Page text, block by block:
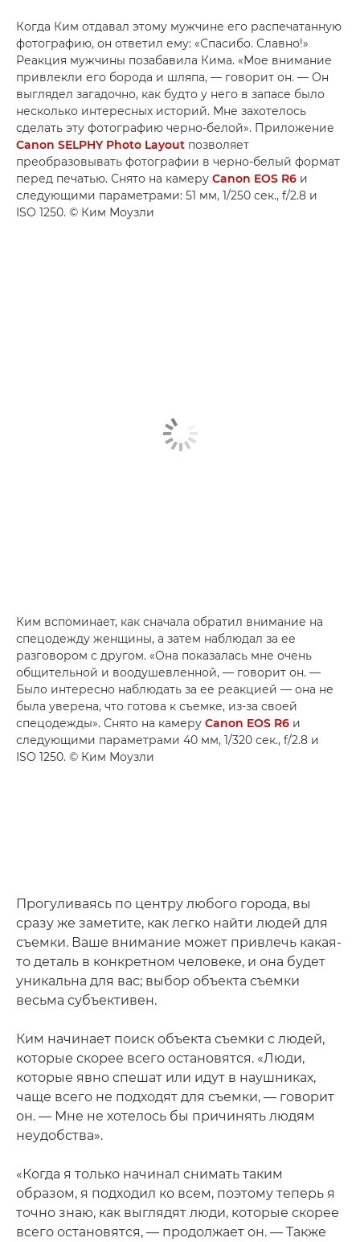
Когда Ким отдавал этому мужчине его распечатанную
фотографию, он ответил ему: «Спасибо. Славно!»
Реакция мужчины позабавила Кима. «Мое внимание
привлекли его борода и шляпа, — говорит он. — Он
выглядел загадочно, как будто у него в запасе было
несколько интересных историй. Мне захотелось
сделать эту фотографию черно-белой». Приложение
Canon SELPHY Photo Layout позволяет
преобразовывать фотографии в черно-белый формат
перед печатью. Снято на камеру Canon EOS R6 и
следующими параметрами: 51 мм, 1/250 сек., f/2.8 и
ISO 1250. © Ким Моузли
Ким вспоминает, как сначала обратил внимание на
спецодежду женщины, а затем наблюдал за ее
разговором с другом. «Она показалась мне очень
общительной и воодушевленной, — говорит он. —
Было интересно наблюдать за ее реакцией — она не
была уверена, что готова к съемке, из-за своей
спецодежды». Снято на камеру Canon EOS R6 и
следующими параметрами 40 мм, 1/320 сек., f/2.8 и
ISO 1250. © Ким Моузли
Прогуливаясь по центру любого города, вы
сразу же заметите, как легко найти людей для
съемки. Ваше внимание может привлечь какая-
то деталь в конкретном человеке, и она будет
уникальна для вас; выбор объекта съемки
весьма субъективен.
Ким начинает поиск объекта съемки с людей,
которые скорее всего остановятся. «Люди,
которые явно спешат или идут в наушниках,
чаще всего не подходят для съемки, — говорит
он. — Мне не хотелось бы причинять людям
неудобства».
«Когда я только начинал снимать таким
образом, я подходил ко всем, поэтому теперь я
точно знаю, как выглядят люди, которые скорее
всего остановятся, — продолжает он. — Также